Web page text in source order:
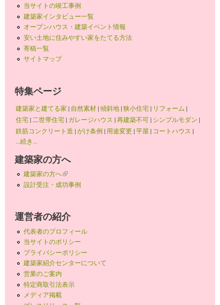
当サイトの竣工事例
建築家インタビュー一覧
オープンハウス・建築イベント情報
安い土地に住みやすい家をたてる方法
寄稿一覧
サイトマップ
特集ページ
建築家と建てる家 | 自然素材|傾斜地|狭小住宅| リフォーム |
住宅| 二世帯住宅| ガレージハウス |再建築不可| シンプルモダン |
鉄筋コンクリート造 |がけ条例 | 用途変更 |平屋 | コートハウス |
...続き...
建築家の方へ
建築家の方へ(link is external)
設計受注・成功事例
運営者の紹介
代表者のプロフィール
当サイトのポリシー
プライバシーポリシー
建築家紹介センターについて
営業のご案内
特定商取引法表示
メディア掲載